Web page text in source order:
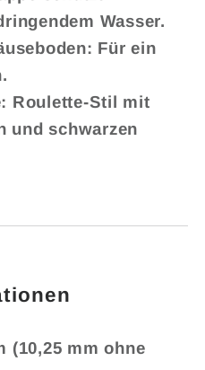
Wasser.
Für ein
Roulette-Stil mit
und schwarzen
(10,25 mm ohne